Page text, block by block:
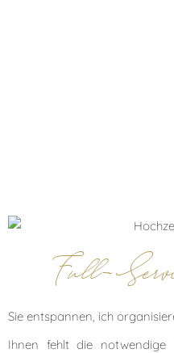
Full-
Sie entspannen, ich
Ihnen fehlt die